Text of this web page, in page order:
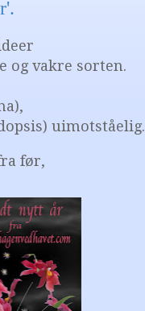
og vakre sorten.
uimotståelig.
før,